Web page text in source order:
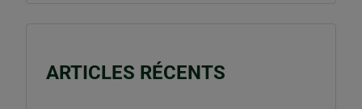
ARTICLES RÉCENTS